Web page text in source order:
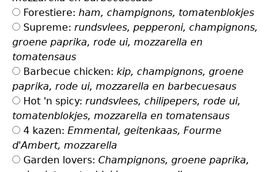
Forestiere: ham, champignons, tomatenblokjes
Supreme: rundsvlees, pepperoni, champignons,
groene paprika, rode ui, mozzarella en
tomatensaus
Barbecue chicken: kip, champignons, groene
paprika, rode ui, mozzarella en barbecuesaus
Hot 'n spicy: rundsvlees, chilipepers, rode ui,
tomatenblokjes, mozzarella en tomatensaus
4 kazen: Emmental, geitenkaas, Fourme
d'Ambert, mozzarella
Garden lovers: Champignons, groene paprika,